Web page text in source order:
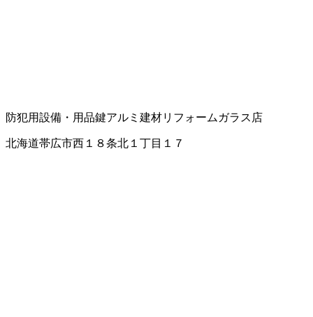
防犯用設備・用品鍵アルミ建材リフォーム ガラス店
北海道帯広市西１８条北１丁目１７